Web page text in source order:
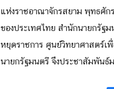
แห่งราชอาณาจักรสยาม พุทธศั
ของประเทศไทย สำนักนายกรัฐ
หยุดราชการ ศูนย์วิทยาศาสตร์เ
นายกรัฐมนตรี จึงประชาสัมพันธ์